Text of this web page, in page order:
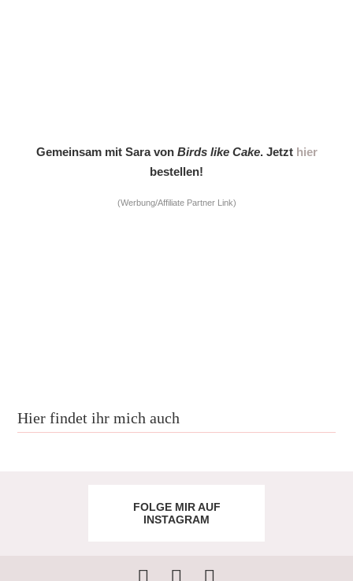
Gemeinsam mit Sara von Birds like Cake. Jetzt hier
bestellen!
(Werbung/Affiliate Partner Link)
Hier findet ihr mich auch
FOLGE MIR AUF
INSTAGRAM